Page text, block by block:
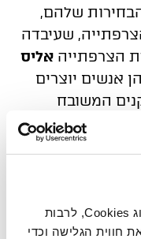
באתר שלנו נעשה שימוש בקבצים מסוג Cookies, לרבות
חווית הגלישה וכדי
שלהם,
שעיבדה
הצרפתייה אליס
אנשים יוצרים
המשובח